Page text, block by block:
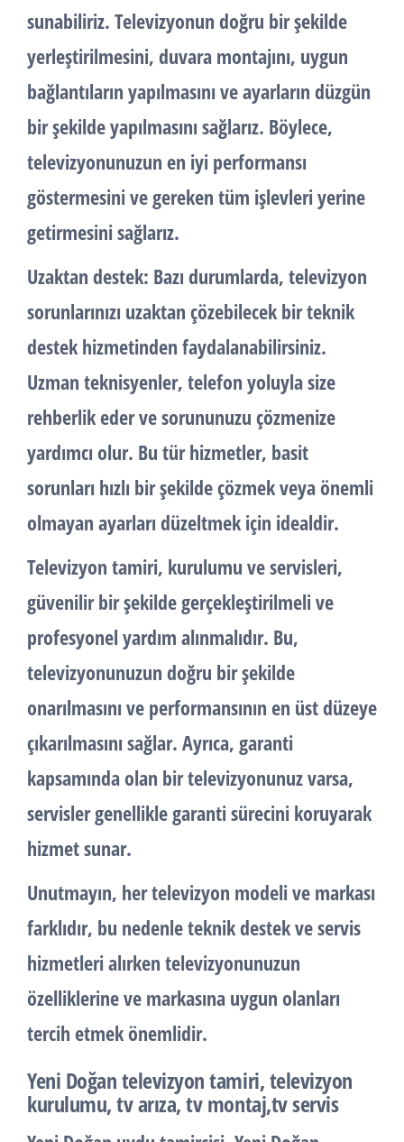
sunabiliriz. Televizyonun doğru bir şekilde
yerleştirilmesini, duvara montajını, uygun
bağlantıların yapılmasını ve ayarların düzgün
bir şekilde yapılmasını sağlarız. Böylece,
televizyonunuzun en iyi performansı
göstermesini ve gereken tüm işlevleri yerine
getirmesini sağlarız.
Uzaktan destek: Bazı durumlarda, televizyon
sorunlarınızı uzaktan çözebilecek bir teknik
destek hizmetinden faydalanabilirsiniz.
Uzman teknisyenler, telefon yoluyla size
rehberlik eder ve sorununuzu çözmenize
yardımcı olur. Bu tür hizmetler, basit
sorunları hızlı bir şekilde çözmek veya önemli
olmayan ayarları düzeltmek için idealdir.
Televizyon tamiri, kurulumu ve servisleri,
güvenilir bir şekilde gerçekleştirilmeli ve
profesyonel yardım alınmalıdır. Bu,
televizyonunuzun doğru bir şekilde
onarılmasını ve performansının en üst düzeye
çıkarılmasını sağlar. Ayrıca, garanti
kapsamında olan bir televizyonunuz varsa,
servisler genellikle garanti sürecini koruyarak
hizmet sunar.
Unutmayın, her televizyon modeli ve markası
farklıdır, bu nedenle teknik destek ve servis
hizmetleri alırken televizyonunuzun
özelliklerine ve markasına uygun olanları
tercih etmek önemlidir.
Yeni Doğan televizyon tamiri, televizyon
kurulumu, tv arıza, tv montaj,tv servis